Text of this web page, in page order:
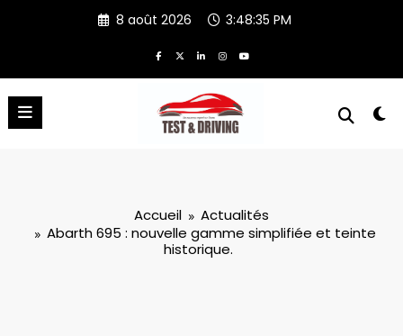
8 août 2026 3:48:36 PM
Accueil
Actualités
Abarth 695 : nouvelle gamme simplifiée et teinte
historique.